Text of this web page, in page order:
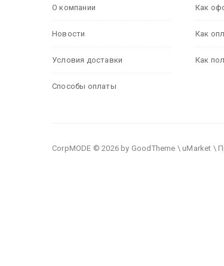
О компании
Новости
Условия доставки
Способы оплаты
Как
Как
Как
CorpMODE © 2026 by GoodTheme \ uMarket \